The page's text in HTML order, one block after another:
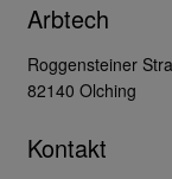
Arbtech
Roggensteiner
82140 Olching
Kontakt